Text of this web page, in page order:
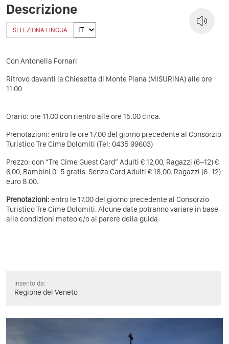
Descrizione
SELEZIONA LINGUA
Con Antonella Fornari
Ritrovo davanti la Chiesetta di Monte Piana (MISURINA) alle ore
11.00
Orario: ore 11.00 con rientro alle ore 15.00 circa.
Prenotazioni: entro le ore 17.00 del giorno precedente al Consorzio
Turistico Tre Cime Dolomiti (Tel: 0435 99603)
Prezzo: con “Tre Cime Guest Card” Adulti € 12,00, Ra­gazzi (6–12) €
6,00, Bambini 0–5 gratis. Senza Card Adulti € 18,00. Ragazzi (6–12)
euro 8.00.
Prenotazioni: entro le 17.00 del giorno prece­dente al Consorzio
Turistico Tre Cime Dolomiti. Alcune date potranno variare in base
alle con­dizioni meteo e/o al parere della guida.
Inserito da:
Regione del Veneto